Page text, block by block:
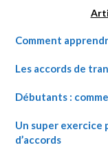
Comment
Les accords de
Débutants :
Un super exercice
d’accords